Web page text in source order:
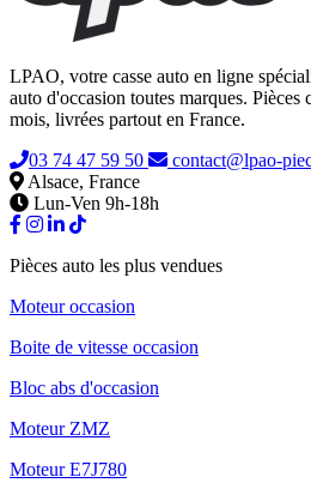
LPAO, votre casse auto en ligne
auto d'occasion toutes marques. Pièces
mois, livrées partout en France.
03 74 47 59 50
contact@lpao-
Alsace, France
Lun-Ven 9h-18h
Pièces auto les plus vendues
Moteur occasion
Boite de vitesse occasion
Bloc abs d'occasion
Moteur ZMZ
Moteur E7J780